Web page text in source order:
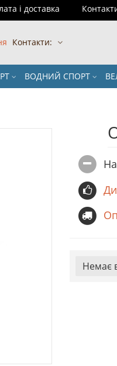
і доставка
Контакти:
ВОДНИЙ СПОРТ
Немає